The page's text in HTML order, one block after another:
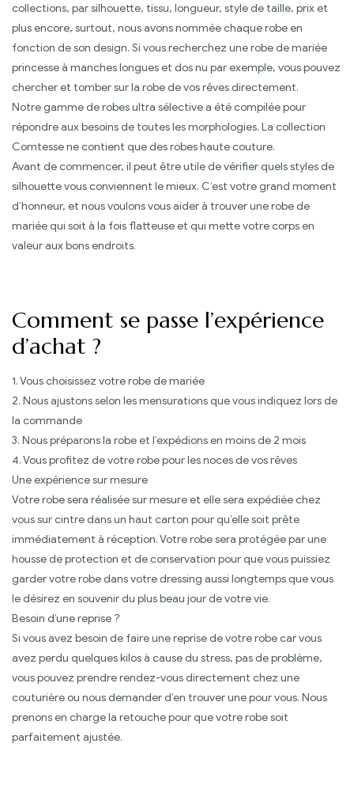
collections, par silhouette, tissu, longueur, style de taille, prix et
plus encore, surtout, nous avons nommée chaque robe en
fonction de son design. Si vous recherchez une robe de mariée
princesse à manches longues et dos nu par exemple, vous pouvez
chercher et tomber sur la robe de vos rêves directement.
Notre gamme de robes ultra sélective a été compilée pour
répondre aux besoins de toutes les morphologies. La collection
Comtesse ne contient que des robes haute couture.
Avant de commencer, il peut être utile de vérifier quels styles de
silhouette vous conviennent le mieux. C’est votre grand moment
d’honneur, et nous voulons vous aider à trouver une robe de
mariée qui soit à la fois flatteuse et qui mette votre corps en
valeur aux bons endroits.
Comment se passe l’expérience
d’achat ?
1. Vous choisissez votre robe de mariée
2. Nous ajustons selon les mensurations que vous indiquez lors de
la commande
3. Nous préparons la robe et l’expédions en moins de 2 mois
4. Vous profitez de votre robe pour les noces de vos rêves
Une expérience sur mesure
Votre robe sera réalisée sur mesure et elle sera expédiée chez
vous sur cintre dans un haut carton pour qu’elle soit prête
immédiatement à réception. Votre robe sera protégée par une
housse de protection et de conservation pour que vous puissiez
garder votre robe dans votre dressing aussi longtemps que vous
le désirez en souvenir du plus beau jour de votre vie.
Besoin d’une reprise ?
Si vous avez besoin de faire une reprise de votre robe car vous
avez perdu quelques kilos à cause du stress, pas de problème,
vous pouvez prendre rendez-vous directement chez une
couturière ou nous demander d’en trouver une pour vous. Nous
prenons en charge la retouche pour que votre robe soit
parfaitement ajustée.